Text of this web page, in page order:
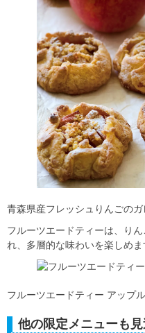
青森県産フレッシュりんごの
フルーツエードティーは、り
れ、多層的な味わいを楽しめま
フルーツエードティー アップ
他の限定メニューも